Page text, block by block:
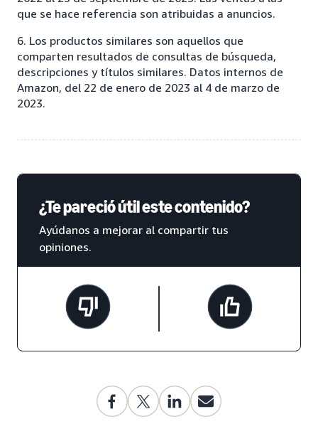
que se hace referencia son atribuidas a anuncios.
6. Los productos similares son aquellos que
comparten resultados de consultas de búsqueda,
descripciones y títulos similares. Datos internos de
Amazon, del 22 de enero de 2023 al 4 de marzo de
2023.
¿Te pareció útil este contenido?
Ayúdanos a mejorar al compartir tus
opiniones.